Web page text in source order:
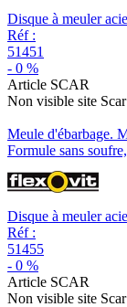
Disque à meuler
Réf :
51451
- 0 %
Article SCAR
Non visible site Scar
Meule d'ébarbage.
Formule sans
Disque à meuler
Réf :
51455
- 0 %
Article SCAR
Non visible site Scar